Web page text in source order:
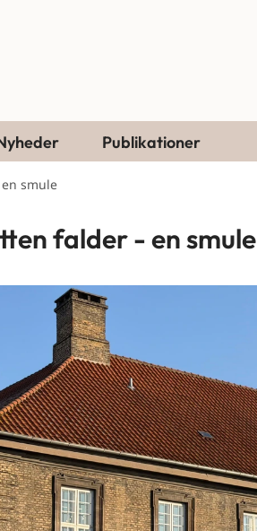
Publikationer
smule
falder - en smule